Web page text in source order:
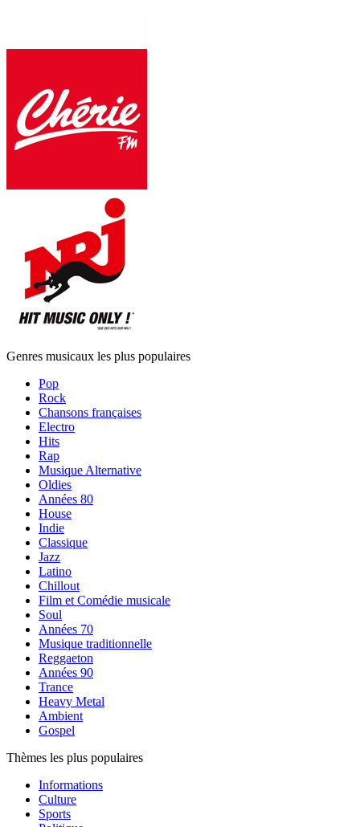
Genres musicaux les plus populaires
Pop
Rock
Chansons françaises
Electro
Hits
Rap
Musique Alternative
Oldies
Années 80
House
Indie
Classique
Jazz
Latino
Chillout
Film et Comédie musicale
Soul
Années 70
Musique traditionnelle
Reggaeton
Années 90
Trance
Heavy Metal
Ambient
Gospel
Thèmes les plus populaires
Informations
Culture
Sports